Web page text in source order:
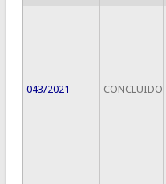
043/2021 CONCLUIDO